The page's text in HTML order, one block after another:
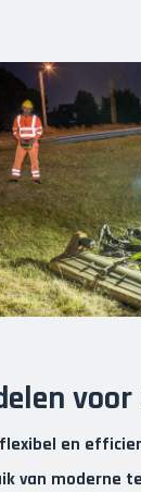
voor
en
van moderne